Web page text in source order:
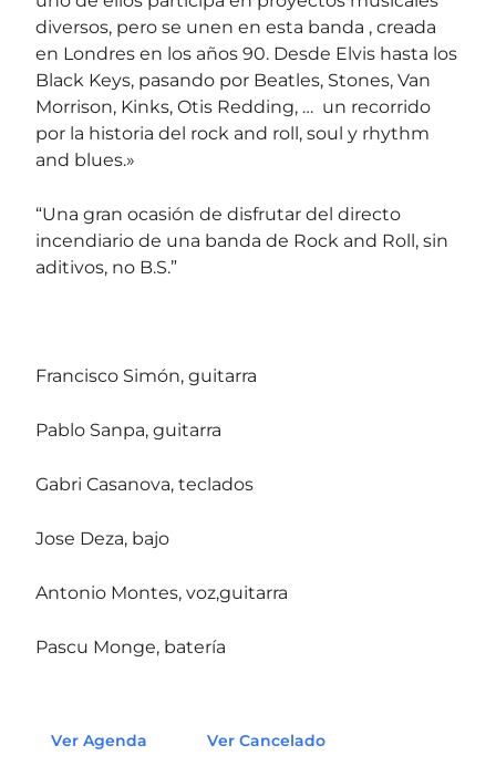
diversos, pero se unen en esta banda , creada
en Londres en los años 90. Desde Elvis hasta los
Black Keys, pasando por Beatles, Stones, Van
Morrison, Kinks, Otis Redding, … un recorrido
por la historia del rock and roll, soul y rhythm
and blues.»
“Una gran ocasión de disfrutar del directo
incendiario de una banda de Rock and Roll, sin
aditivos, no B.S.”
Francisco Simón, guitarra
Pablo Sanpa, guitarra
Gabri Casanova, teclados
Jose Deza, bajo
Antonio Montes, voz,guitarra
Pascu Monge, batería
Ver Agenda Ver Cancelado